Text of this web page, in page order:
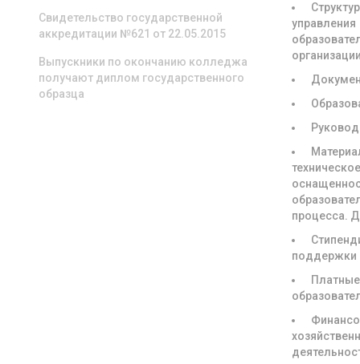
Свидетельство государственной
аккредитации №621 от 22.05.2015
Выпускники по окончанию колледжа
получают диплом государственного
образца
управления
процесса.
поддержки
Платные